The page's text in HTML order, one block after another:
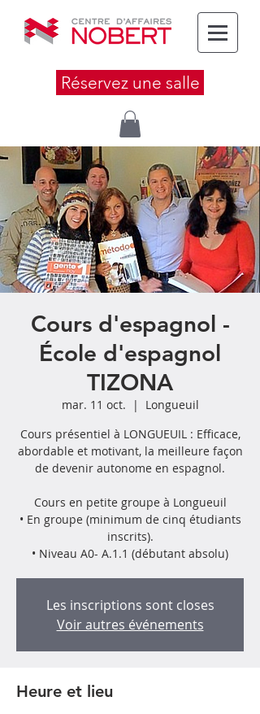
Réservez une salle
Cours d'espagnol -
École d'espagnol
TIZONA
mar. 11 oct.
  |
Longueuil
Cours présentiel à LONGUEUIL : Efficace,
abordable et motivant, la meilleure façon
de devenir autonome en espagnol.
Cours en petite groupe à Longueuil
• En groupe (minimum de cinq étudiants
inscrits).
Les inscriptions sont closes
Voir autres événements
Heure et lieu